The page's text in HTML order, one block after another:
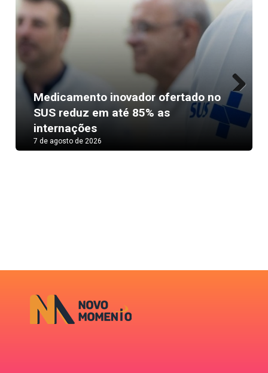
Medicamento inovador ofertado no
SUS reduz em até 85% as
internações
7 de agosto de 2026
Next